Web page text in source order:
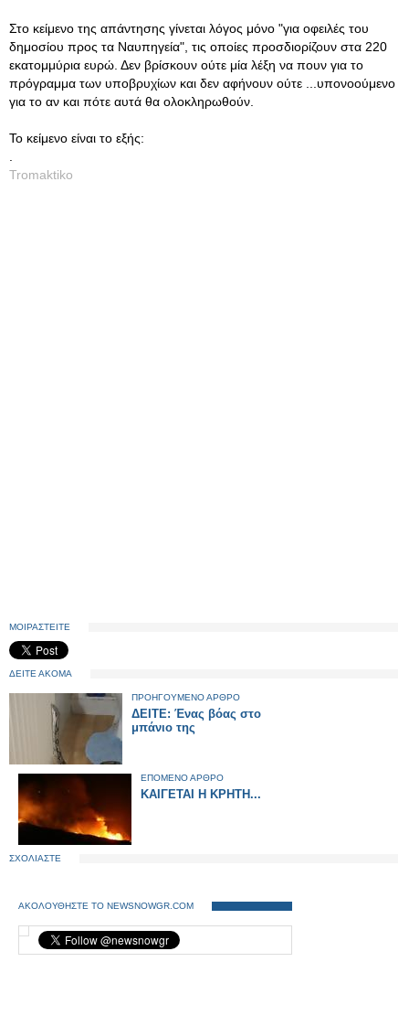
Στο κείμενο της απάντησης γίνεται λόγος μόνο "για οφειλές του
δημοσίου προς τα Ναυπηγεία", τις οποίες προσδιορίζουν στα 220
εκατομμύρια ευρώ. Δεν βρίσκουν ούτε μία λέξη να πουν για το
πρόγραμμα των υποβρυχίων και δεν αφήνουν ούτε ...υπονοούμενο
για το αν και πότε αυτά θα ολοκληρωθούν.
Το κείμενο είναι το εξής:
Tromaktiko
ΜΟΙΡΑΣΤΕΙΤΕ
ΔΕΙΤΕ ΑΚΟΜΑ
ΠΡΟΗΓΟΥΜΕΝΟ ΑΡΘΡΟ
ΔΕΙΤΕ: Ένας βόας στο
μπάνιο της
ΕΠΟΜΕΝΟ ΑΡΘΡΟ
ΚΑΙΓΕΤΑΙ Η ΚΡΗΤΗ...
ΣΧΟΛΙΑΣΤΕ
ΑΚΟΛΟΥΘΗΣΤΕ ΤΟ NEWSNOWGR.COM